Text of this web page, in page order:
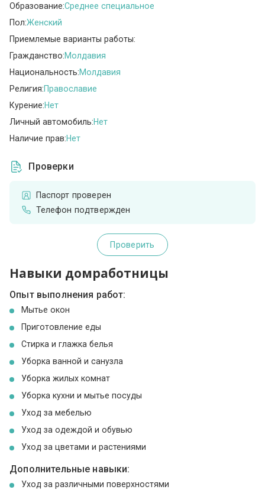
Образование:Среднее специальное
Пол:Женский
Приемлемые варианты работы:
Гражданство:Молдавия
Национальность:Молдавия
Религия:Православие
Курение:Нет
Личный автомобиль:Нет
Наличие прав:Нет
Проверки
Паспорт проверен
Телефон подтвержден
Проверить
Навыки домработницы
Опыт выполнения работ:
Мытье окон
Приготовление еды
Стирка и глажка белья
Уборка ванной и санузла
Уборка жилых комнат
Уборка кухни и мытье посуды
Уход за мебелью
Уход за одеждой и обувью
Уход за цветами и растениями
Дополнительные навыки:
Уход за различными поверхностями